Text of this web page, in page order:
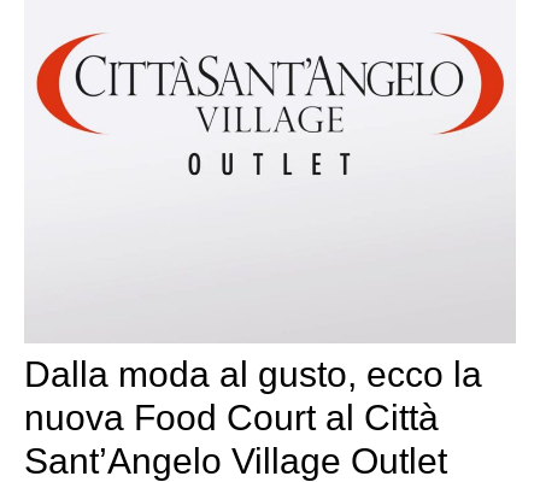
Dalla moda al gusto, ecco la
nuova Food Court al Città
Sant’Angelo Village Outlet